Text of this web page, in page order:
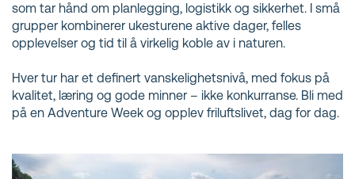
som tar hånd om planlegging, logistikk og sikkerhet. I små
grupper kombinerer ukesturene aktive dager, felles
opplevelser og tid til å virkelig koble av i naturen.
Hver tur har et definert vanskelighetsnivå, med fokus på
kvalitet, læring og gode minner – ikke konkurranse. Bli med
på en Adventure Week og opplev friluftslivet, dag for dag.